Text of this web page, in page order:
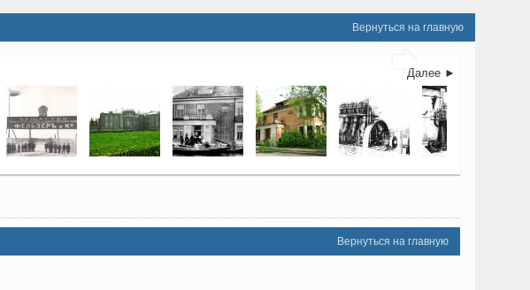
Вернуться на главную

Далее ►
Вернуться на главную